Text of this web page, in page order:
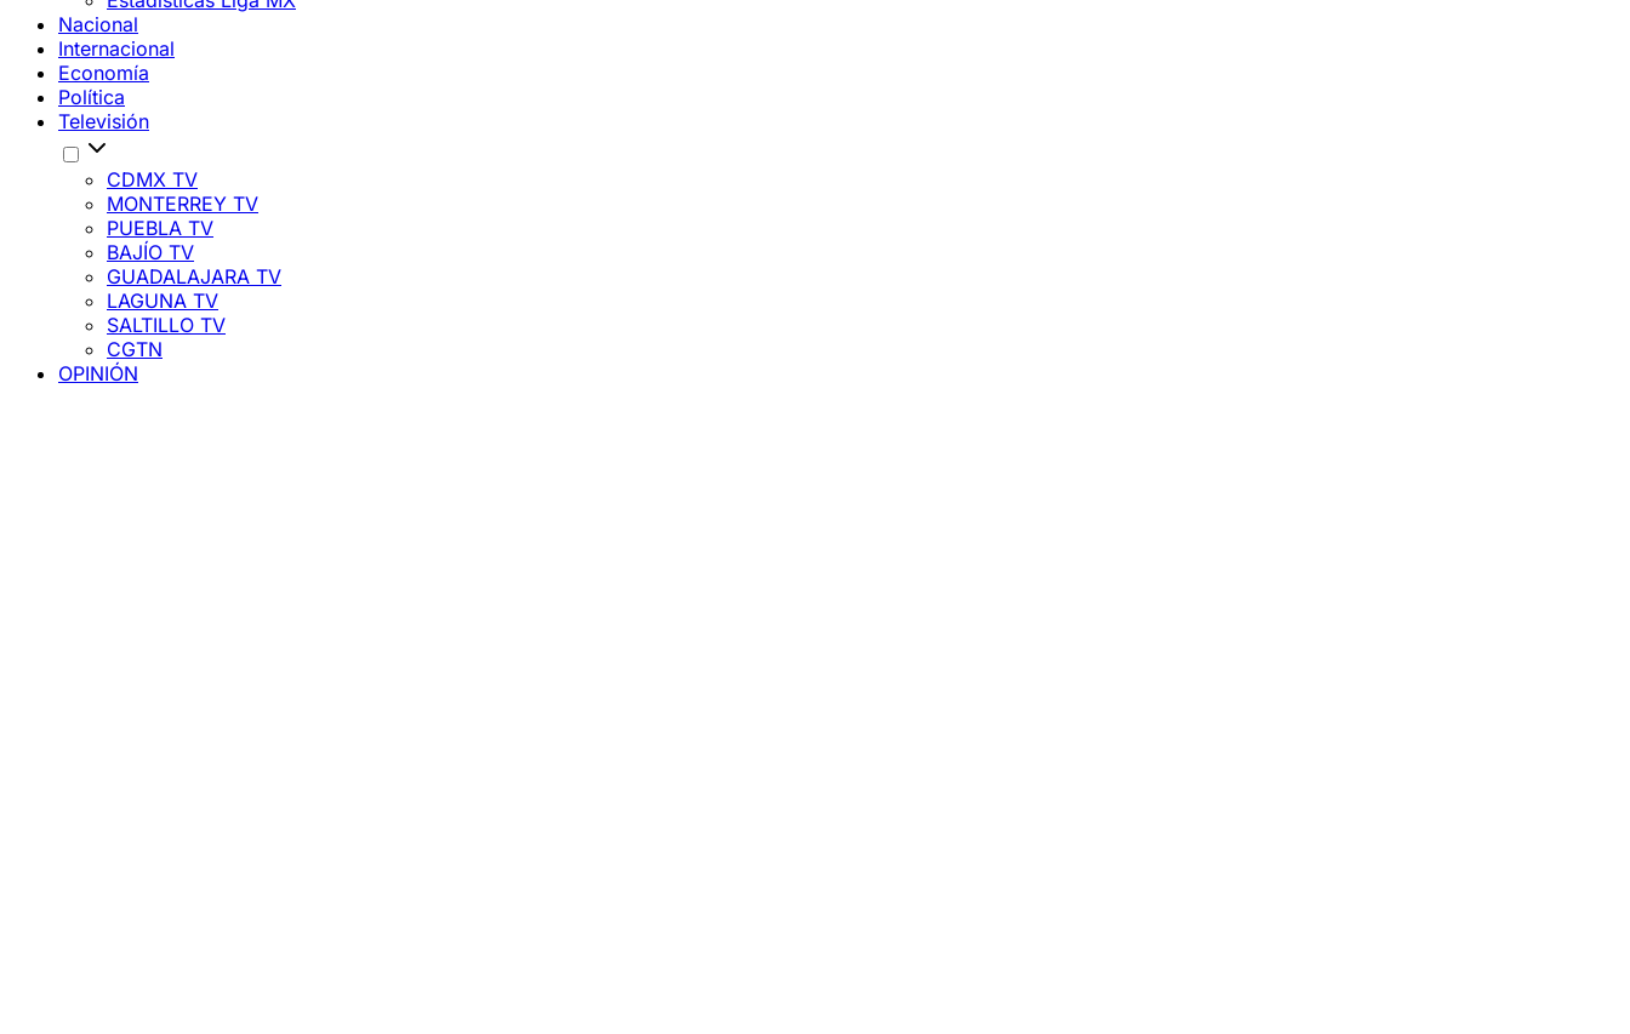
Nacional
Internacional
Economía
Política
Televisión
CDMX TV
MONTERREY TV
PUEBLA TV
BAJÍO TV
GUADALAJARA TV
LAGUNA TV
SALTILLO TV
CGTN
OPINIÓN